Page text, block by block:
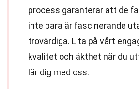
process garanterar att de
inte bara är fascinerande
trovärdiga. Lita på vårt
kvalitet och äkthet när du
lär dig med oss.